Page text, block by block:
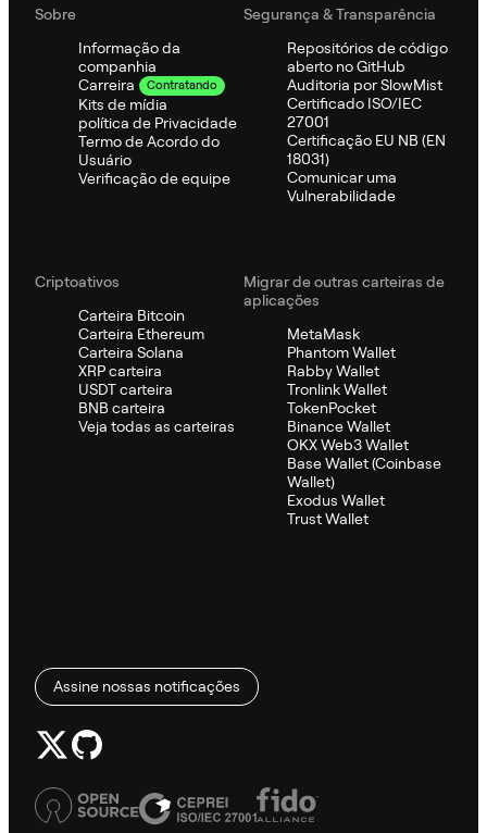
Sobre
Informação da
companhia
Carreira
Contratando
Kits de mídia
política de Privacidade
Termo de Acordo do
Usuário
Verificação de equipe
Segurança & Transparência
Repositórios de código
aberto no GitHub
Auditoria por SlowMist
Certificado ISO/IEC
27001
Certificação EU NB (EN
18031)
Comunicar uma
Vulnerabilidade
Criptoativos
Carteira Bitcoin
Carteira Ethereum
Carteira Solana
XRP carteira
USDT carteira
BNB carteira
Veja todas as carteiras
Migrar de outras carteiras de
aplicações
MetaMask
Phantom Wallet
Rabby Wallet
Tronlink Wallet
TokenPocket
Binance Wallet
OKX Web3 Wallet
Base Wallet (Coinbase
Wallet)
Exodus Wallet
Trust Wallet
Assine nossas notificações